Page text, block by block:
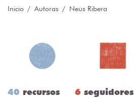
Inicio Autoras Neus Ribera
40 recursos 6 seguidores